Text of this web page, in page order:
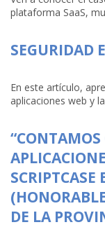
plataforma SaaS,
SEGURIDAD
En este artículo,
aplicaciones web y
SCRIPTCASE
DE LA